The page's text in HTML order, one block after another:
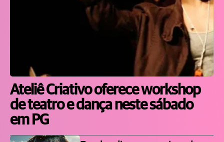
Ateliê Criativo oferece workshop
de teatro e dança neste sábado
em PG